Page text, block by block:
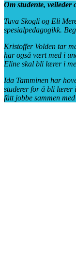
Om studente, veileder
Tuva Skogli og Eli
spesialpedagogikk.
Kristoffer Volden tar
har også vært med i
Eline skal bli lærer i
Ida Tamminen har
studerer for å bli lærer
fått jobbe sammen